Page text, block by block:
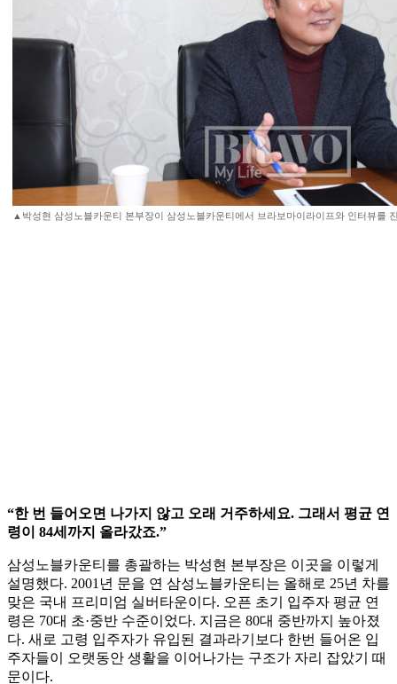
▲박성현 삼성노블카운티 본부장이 삼성노블카운티에서 브라보마이라이프와 인터뷰를
“한 번 들어오면 나가지 않고 오래 거주하세요. 그래서 평균 연
령이 84세까지 올라갔죠.”
삼성노블카운티를 총괄하는 박성현 본부장은 이곳을 이렇게
설명했다. 2001년 문을 연 삼성노블카운티는 올해로 25년 차를
맞은 국내 프리미엄 실버타운이다. 오픈 초기 입주자 평균 연
령은 70대 초·중반 수준이었다. 지금은 80대 중반까지 높아졌
다. 새로 고령 입주자가 유입된 결과라기보다 한번 들어온 입
주자들이 오랫동안 생활을 이어나가는 구조가 자리 잡았기 때
문이다.